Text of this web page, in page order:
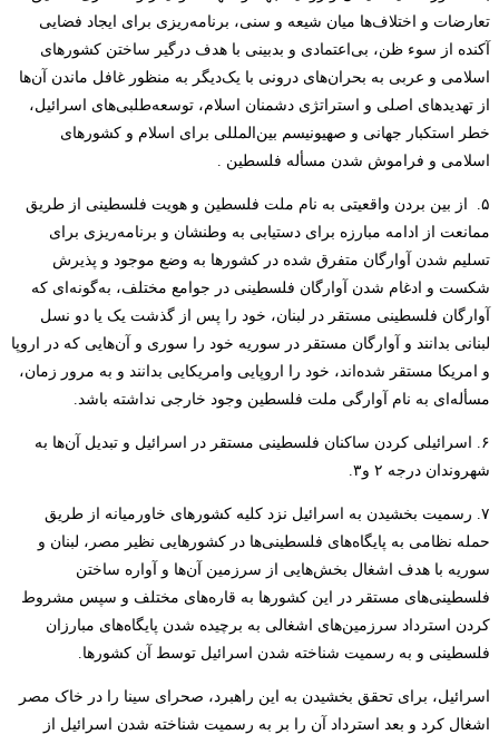
تعارضات و اختلاف‌ها میان شیعه و سنی، برنامه‌ریزی برای ایجاد فضایی
آکنده از سوء ظن، بی‌اعتمادی و بدبینی با هدف درگیر ساختن کشورهای
اسلامی و عربی به بحران‌های درونی با یک‌دیگر به منظور غافل ماندن آن‌ها
از تهدیدهای اصلی و استراتژی دشمنان اسلام، توسعه‌طلبی‌های اسرائیل،
خطر استکبار جهانی و صهیونیسم بین‌المللی برای اسلام و کشورهای
اسلامی و فراموش شدن مسأله فلسطین .
۵. از بین بردن واقعیتی به نام ملت فلسطین و هویت فلسطینی از طریق
ممانعت از ادامه مبارزه برای دستیابی به وطنشان و برنامه‌ریزی برای
تسلیم شدن آوارگان متفرق شده در کشورها به وضع موجود و پذیرش
شکست و ادغام شدن آوارگان فلسطینی در جوامع مختلف، به‌گونه‌ای که
آوارگان فلسطینی مستقر در لبنان، خود را پس از گذشت یک یا دو نسل
لبنانی بدانند و آوارگان مستقر در سوریه خود را سوری و آن‌هایی که در اروپا
و امریکا مستقر شده‌اند، خود را اروپایی وامریکایی بدانند و به مرور زمان،
مسأله‌ای به نام آوارگی ملت فلسطین وجود خارجی نداشته باشد.
۶. اسرائیلی کردن ساکنان فلسطینی مستقر در اسرائیل و تبدیل آن‌ها به
شهروندان درجه ۲ و۳.
۷. رسمیت بخشیدن به اسرائیل نزد کلیه کشورهای خاورمیانه از طریق
حمله نظامی به پایگاه‌های فلسطینی‌ها در کشورهایی نظیر مصر، لبنان و
سوریه با هدف اشغال بخش‌هایی از سرزمین آن‌ها و آواره ساختن
فلسطینی‌های مستقر در این کشورها به قاره‌های مختلف و سپس مشروط
کردن استرداد سرزمین‌های اشغالی به برچیده شدن پایگاه‌های مبارزان
فلسطینی و به رسمیت شناخته شدن اسرائیل توسط آن کشورها.
اسرائیل، برای تحقق بخشیدن به این راهبرد، صحرای سینا را در خاک مصر
اشغال کرد و بعد استرداد آن را بر به رسمیت شناخته شدن اسرائیل از